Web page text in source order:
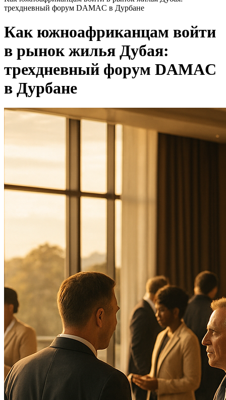
трехдневный форум DAMAC в Дурбане
Как южноафриканцам войти
в рынок жилья Дубая:
трехдневный форум DAMAC
в Дурбане